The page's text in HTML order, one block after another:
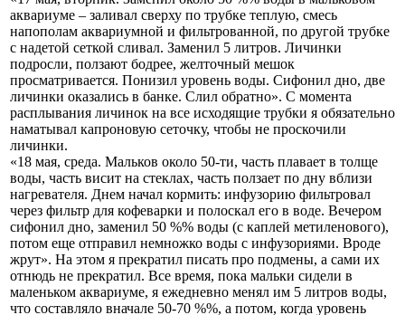
аквариуме – заливал сверху по трубке теплую, смесь
напополам аквариумной и фильтрованной, по другой трубке
с надетой сеткой сливал. Заменил 5 литров. Личинки
подросли, ползают бодрее, желточный мешок
просматривается. Понизил уровень воды. Сифонил дно, две
личинки оказались в банке. Слил обратно». С момента
расплывания личинок на все исходящие трубки я обязательно
наматывал капроновую сеточку, чтобы не проскочили
личинки.
«18 мая, среда. Мальков около 50-ти, часть плавает в толще
воды, часть висит на стеклах, часть ползает по дну вблизи
нагревателя. Днем начал кормить: инфузорию фильтровал
через фильтр для кофеварки и полоскал его в воде. Вечером
сифонил дно, заменил 50 %% воды (с каплей метиленового),
потом еще отправил немножко воды с инфузориями. Вроде
жрут». На этом я прекратил писать про подмены, а сами их
отнюдь не прекратил. Все время, пока мальки сидели в
маленьком аквариуме, я ежедневно менял им 5 литров воды,
что составляло вначале 50-70 %%, а потом, когда уровень